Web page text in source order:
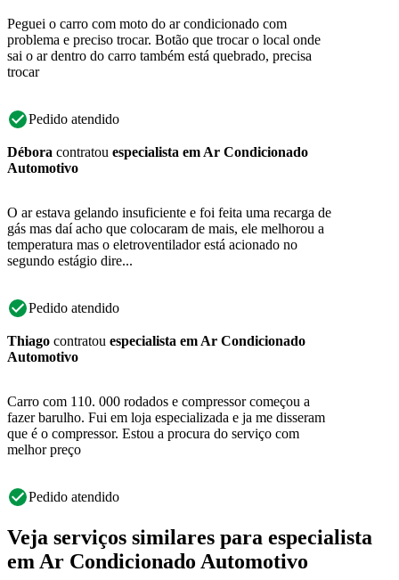
Peguei o carro com moto do ar condicionado com
problema e preciso trocar. Botão que trocar o local onde
sai o ar dentro do carro também está quebrado, precisa
trocar
Pedido atendido
Débora contratou especialista em Ar Condicionado
Automotivo
O ar estava gelando insuficiente e foi feita uma recarga de
gás mas daí acho que colocaram de mais, ele melhorou a
temperatura mas o eletroventilador está acionado no
segundo estágio dire...
Pedido atendido
Thiago contratou especialista em Ar Condicionado
Automotivo
Carro com 110. 000 rodados e compressor começou a
fazer barulho. Fui em loja especializada e ja me disseram
que é o compressor. Estou a procura do serviço com
melhor preço
Pedido atendido
Veja serviços similares para especialista
em Ar Condicionado Automotivo